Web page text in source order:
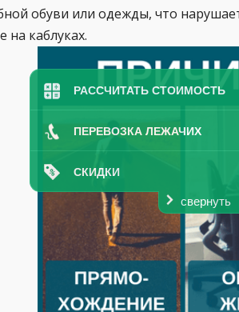
РАССЧИТАТЬ СТОИМОСТЬ
ПЕРЕВОЗКА ЛЕЖАЧИХ
СКИДКИ
свернуть
обуви или одежды, что
на каблуках.